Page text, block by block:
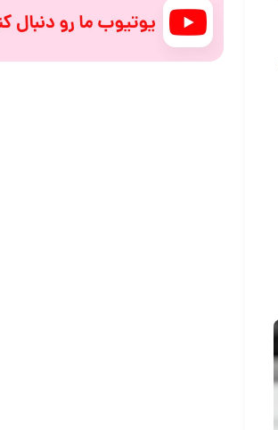
غذای توله سگ ولش کورگی
مکمل‌های غذایی مورد نیاز در کنار غذای